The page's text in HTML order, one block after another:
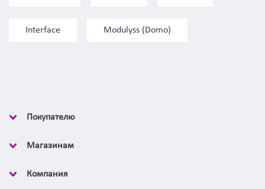
Interface Modulyss (Domo)
Покупателю
Магазинам
Компания